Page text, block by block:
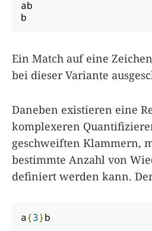
ab
b
Ein Match auf eine
bei dieser Variante
Daneben existieren eine
komplexeren
geschweiften Klammern,
bestimmte Anzahl von
definiert werden kann.
a{3}b